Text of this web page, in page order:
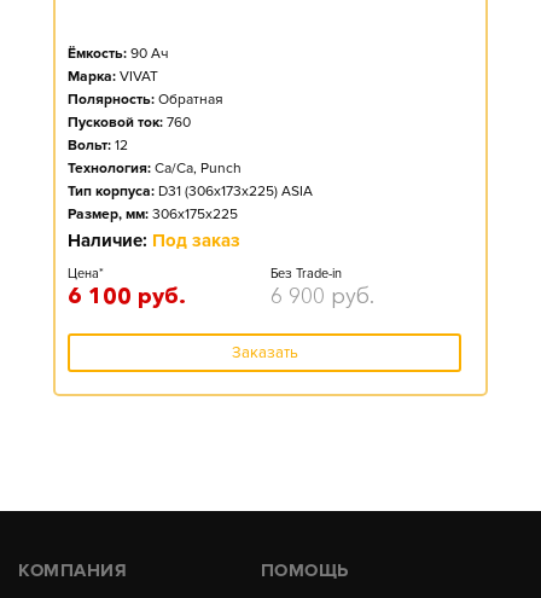
Ёмкость: 90 Ач
Марка: VIVAT
Полярность: Обратная
Пусковой ток: 760
Вольт: 12
Технология: Ca/Ca, Punch
Тип корпуса: D31 (306x173x225) ASIA
Размер, мм: 306x175x225
Наличие: Под заказ
Цена*
6 100 руб.
Без Trade-in
6 900 руб.
Заказать
КОМПАНИЯ ПОМОЩЬ